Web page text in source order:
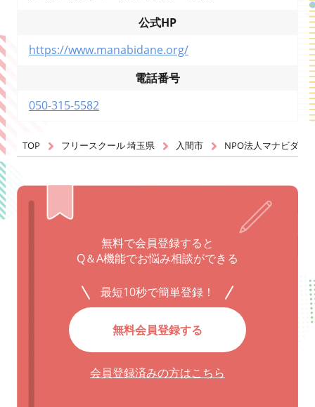
公式HP
https://www.manabidane.org/
電話番号
050-315-5582
TOP フリースクール 埼玉県 入間市 NPO法人マナビダネ
無料で会員登録すると
Q＆A機能でお悩み相談ができる
最短10秒で簡単登録！
無料会員登録する
会員登録済みの方はこちら